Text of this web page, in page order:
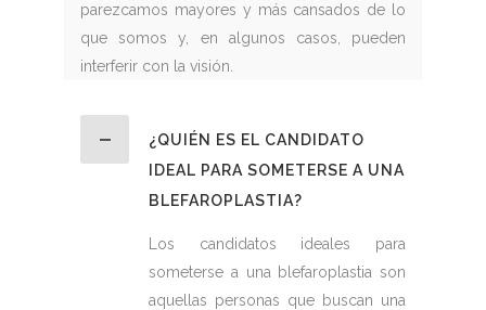
parezcamos mayores y más cansados de lo
que somos y, en algunos casos, pueden
interferir con la visión.
¿QUIÉN ES EL CANDIDATO
IDEAL PARA SOMETERSE A UNA
BLEFAROPLASTIA?
Los candidatos ideales para
someterse a una blefaroplastia son
aquellas personas que buscan una